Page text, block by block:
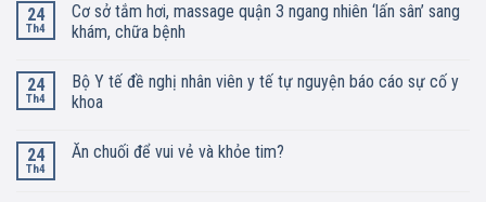
24
Th4
Cơ sở tắm hơi, massage quận 3 ngang nhiên ‘lấn sân’ sang
khám, chữa bệnh
24
Th4
Bộ Y tế đề nghị nhân viên y tế tự nguyện báo cáo sự cố y
khoa
24
Th4
Ăn chuối để vui vẻ và khỏe tim?